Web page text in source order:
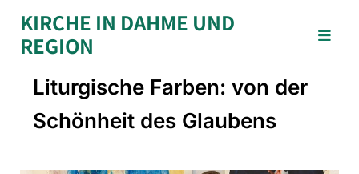
KIRCHE IN DAHME UND
REGION
Liturgische Farben: von der
Schönheit des Glaubens